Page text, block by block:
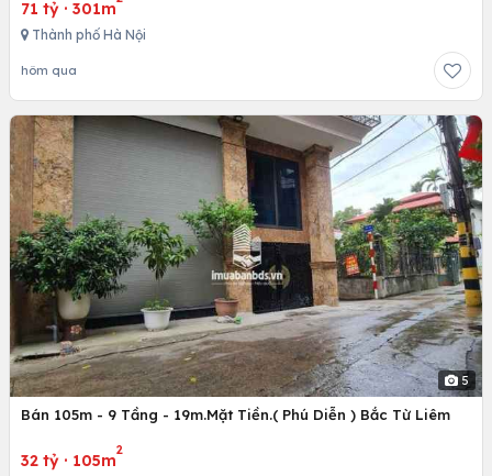
71 tỷ · 301m
Thành phố Hà Nội
hôm qua
5
Bán 105m - 9 Tầng - 19m.Mặt Tiền.( Phú Diễn ) Bắc Từ Liêm
32 tỷ · 105m
2